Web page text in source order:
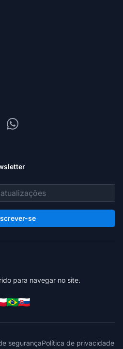
Whatsapp
se
para navegar no site.
segurançaPolítica de privacidade